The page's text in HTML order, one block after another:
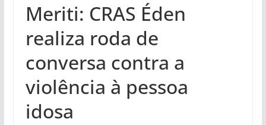
Meriti: CRAS Éden
realiza roda de
conversa contra a
violência à pessoa
idosa